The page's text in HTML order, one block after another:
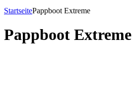
StartseitePappboot Extreme
Pappboot Extreme